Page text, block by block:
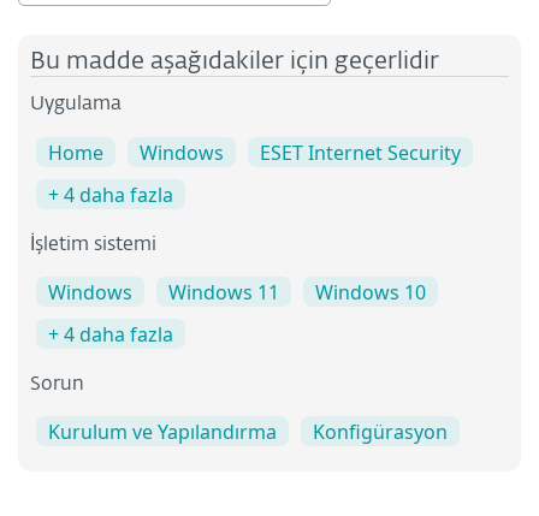
Bu madde aşağıdakiler için geçerlidir
Uygulama
Home Windows
ESET Internet Security
+ 4 daha fazla
İşletim sistemi
Windows Windows 11
Windows 10
+ 4 daha fazla
Sorun
Kurulum ve Yapılandırma Konfigürasyon